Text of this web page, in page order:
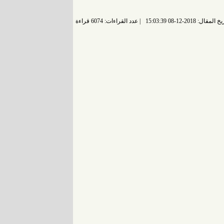
2018-12-08 15:03:39